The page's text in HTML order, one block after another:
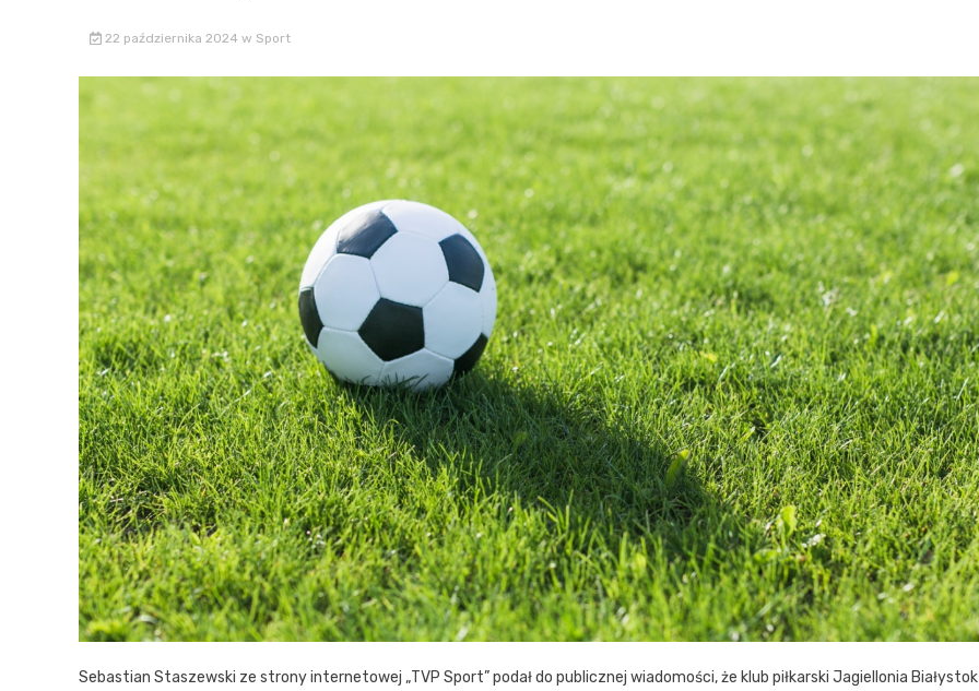
22 października 2024 w Sport
Sebastian Staszewski ze strony internetowej „TVP Sport” podał do publicznej wiadomości, że klub piłkarski Jagiellonia Białystok